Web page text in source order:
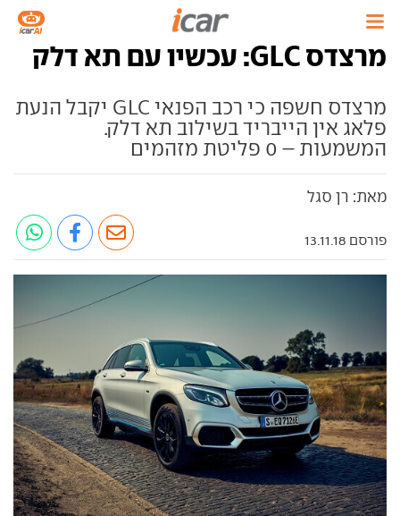
מרצדס GLC: עכשיו עם תא דלק
מרצדס חשפה כי רכב הפנאי GLC יקבל הנעת
פלאג אין הייבריד בשילוב תא דלק.
המשמעות – 0 פליטת מזהמים
מאת: רן סגל
פורסם 13.11.18